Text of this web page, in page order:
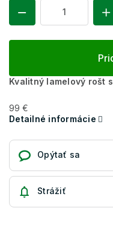
Kvalitný lamelový rošt
99 €
Detailné informácie
Opýtať sa
Strážiť